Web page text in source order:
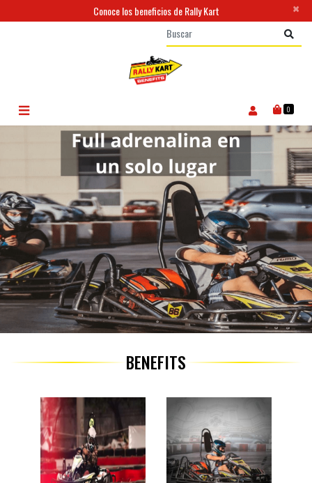
Conoce los beneficios de Rally Kart ×
0
BENEFITS